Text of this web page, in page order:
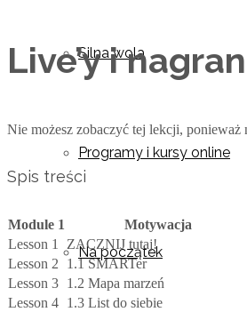
Silna wola
Programy i kursy online
Na początek
Live’y i
Nie możesz zobaczyć tej lekcji, ponieważ
Spis treści
Module 1 Motywacja
Lesson 1 ZACZNIJ tutaj!
Lesson 2
1.1 SMARTer
Lesson 3 1.2 Mapa marzeń
Lesson 4 1.3 List do siebie